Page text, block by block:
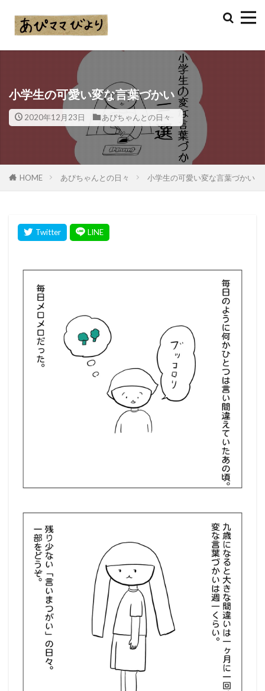
小学生の可愛い変な言葉づかい
2020年12月23日 あぴちゃんとの日々
HOME あぴちゃんとの日々 小学生の可愛い変な言葉づかい